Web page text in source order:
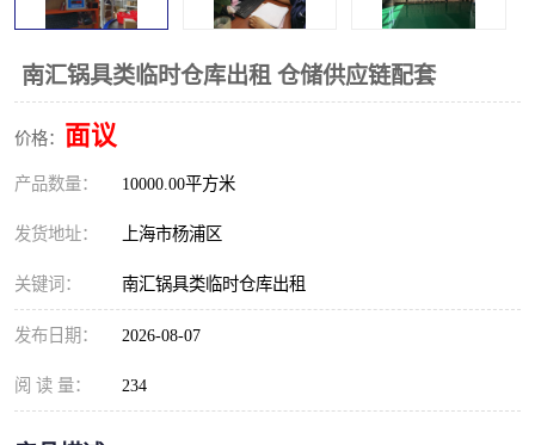
南汇锅具类临时仓库出租 仓储供应链配套
价格： 面议
产品数量： 10000.00平方米
发货地址： 上海市杨浦区
关键词： 南汇锅具类临时仓库出租
发布日期： 2026-08-07
阅 读 量： 234